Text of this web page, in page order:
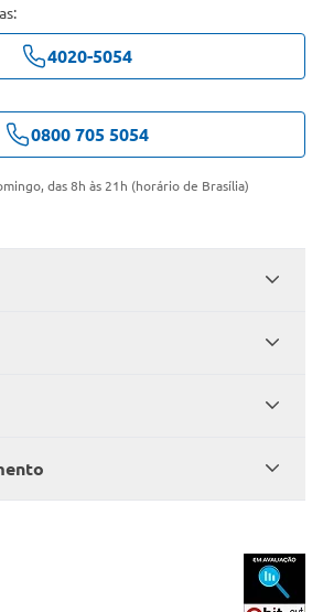
4020-5054
0800 705 5054
das 8h às 21h (horário de Brasília)